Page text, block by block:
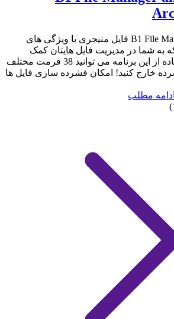
B1 File Manager and Archiver Pro فایل منیجری با ویژگی های
به شما در مدیریت فایل هایتان کمک
شایانی می کند. با استفاده از این برنامه می توانید 38 فرمت مختلف
خارج کنید! امکان فشرده سازی فایل ها
ادامه مطلب